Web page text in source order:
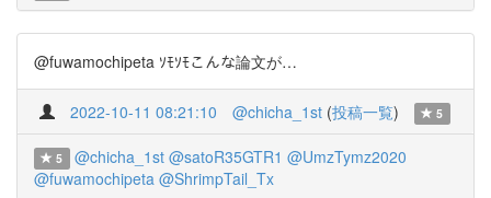
@fuwamochipeta ｿﾓｿﾓこんな論文が…
2022-10-11 08:21:10 @chicha_1st (投稿一覧) 5
5 @chicha_1st @satoR35GTR1 @UmzTymz2020
@fuwamochipeta @ShrimpTail_Tx